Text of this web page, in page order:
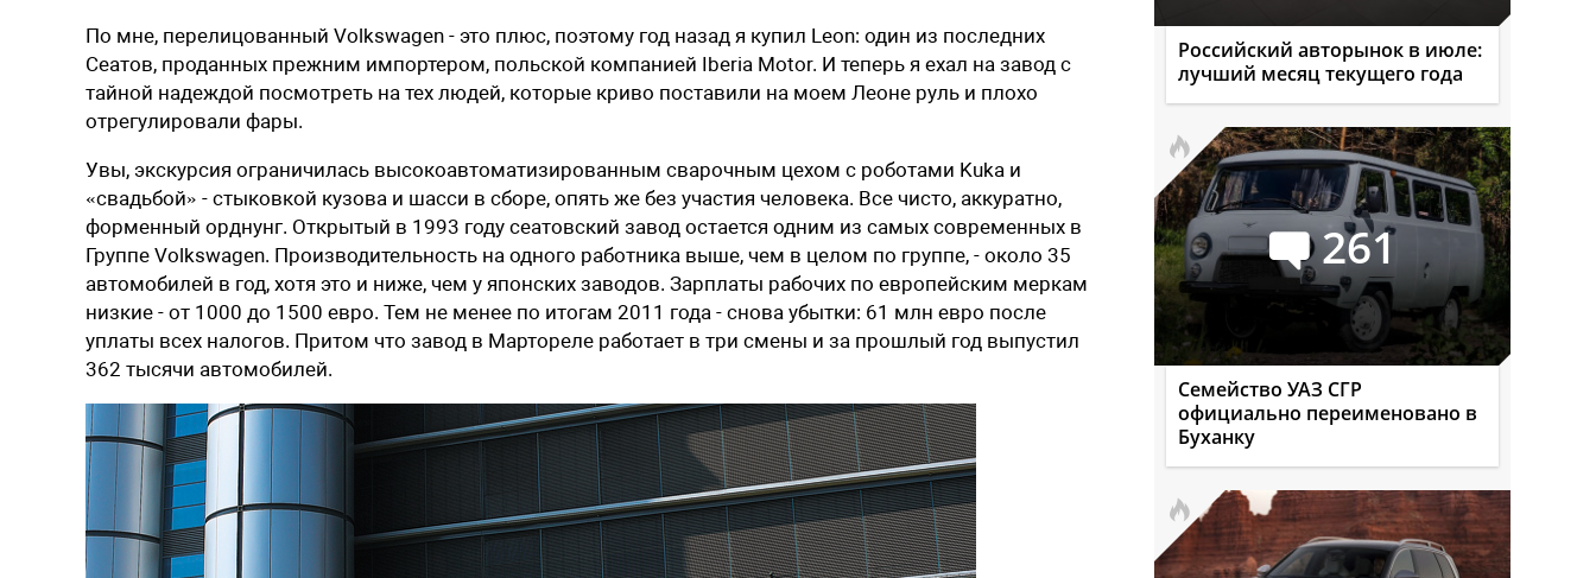
По мне, перелицованный Volkswagen - это плюс, поэтому год назад я купил Leon: один из последних
Сеатов, проданных прежним импортером, польской компанией Iberia Motor. И теперь я ехал на завод с
тайной надеждой посмотреть на тех людей, которые криво поставили на моем Леоне руль и плохо
отрегулировали фары.
Увы, экскурсия ограничилась высокоавтоматизированным сварочным цехом с роботами Kuka и
«свадьбой» - стыковкой кузова и шасси в сборе, опять же без участия человека. Все чисто, аккуратно,
форменный орднунг. Открытый в 1993 году сеатовский завод остается одним из самых современных в
Группе Volkswagen. Производительность на одного работника выше, чем в целом по группе, - около 35
автомобилей в год, хотя это и ниже, чем у японских заводов. Зарплаты рабочих по европейским меркам
низкие - от 1000 до 1500 евро. Тем не менее по итогам 2011 года - снова убытки: 61 млн евро после
уплаты всех налогов. Притом что завод в Мартореле работает в три смены и за прошлый год выпустил
362 тысячи автомобилей.
Российский авторынок в июле:
лучший месяц текущего года
261
Семейство УАЗ СГР
официально переименовано в
Буханку